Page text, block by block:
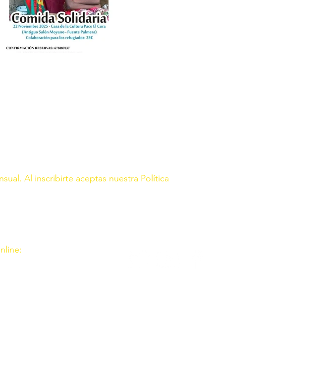
Al inscribirte aceptas nuestra Política